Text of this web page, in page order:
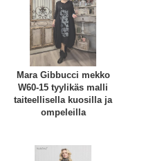
Mara Gibbucci mekko
W60-15 tyylikäs malli
taiteellisella kuosilla ja
ompeleilla